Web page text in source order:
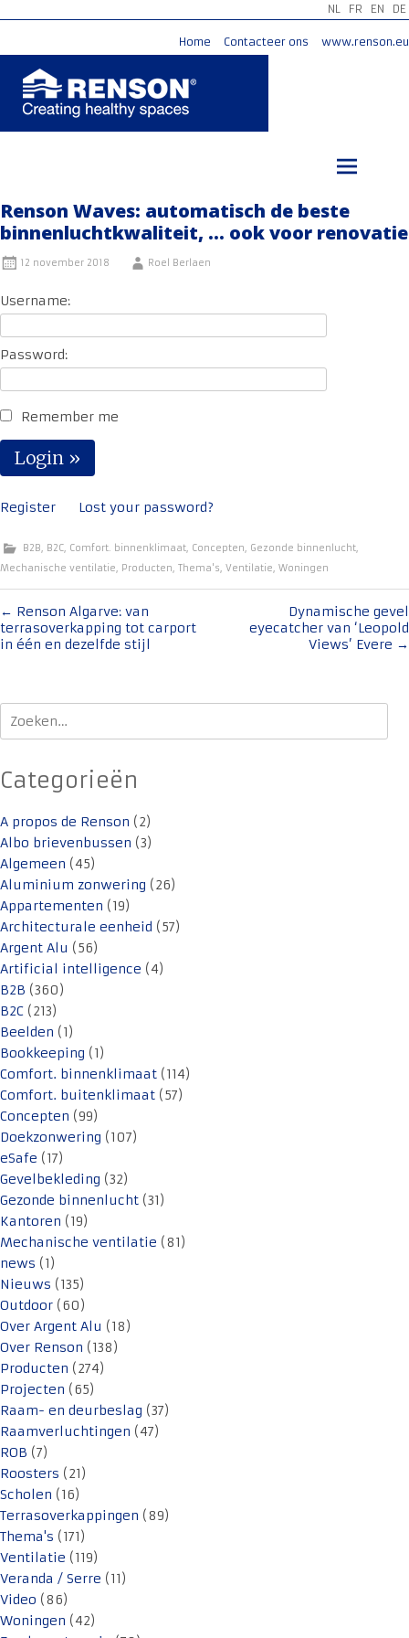
NL FR EN DE
Home Contacteer ons www.renson.eu
Renson Waves: automatisch de beste
binnenluchtkwaliteit, … ook voor renovatie
12 november 2018 Roel Berlaen
Username:
Password:
Remember me
Register Lost your password?
B2B, B2C, Comfort. binnenklimaat, Concepten, Gezonde binnenlucht,
Mechanische ventilatie, Producten, Thema's, Ventilatie, Woningen
Bericht
navigatie
← Renson Algarve: van
terrasoverkapping tot carport
in één en dezelfde stijl
Dynamische gevel
eyecatcher van ‘Leopold
Views’ Evere →
Zoeken
naar:
Categorieën
A propos de Renson (2)
Albo brievenbussen (3)
Algemeen (45)
Aluminium zonwering (26)
Appartementen (19)
Architecturale eenheid (57)
Argent Alu (56)
Artificial intelligence (4)
B2B (360)
B2C (213)
Beelden (1)
Bookkeeping (1)
Comfort. binnenklimaat (114)
Comfort. buitenklimaat (57)
Concepten (99)
Doekzonwering (107)
eSafe (17)
Gevelbekleding (32)
Gezonde binnenlucht (31)
Kantoren (19)
Mechanische ventilatie (81)
news (1)
Nieuws (135)
Outdoor (60)
Over Argent Alu (18)
Over Renson (138)
Producten (274)
Projecten (65)
Raam- en deurbeslag (37)
Raamverluchtingen (47)
ROB (7)
Roosters (21)
Scholen (16)
Terrasoverkappingen (89)
Thema's (171)
Ventilatie (119)
Veranda / Serre (11)
Video (86)
Woningen (42)